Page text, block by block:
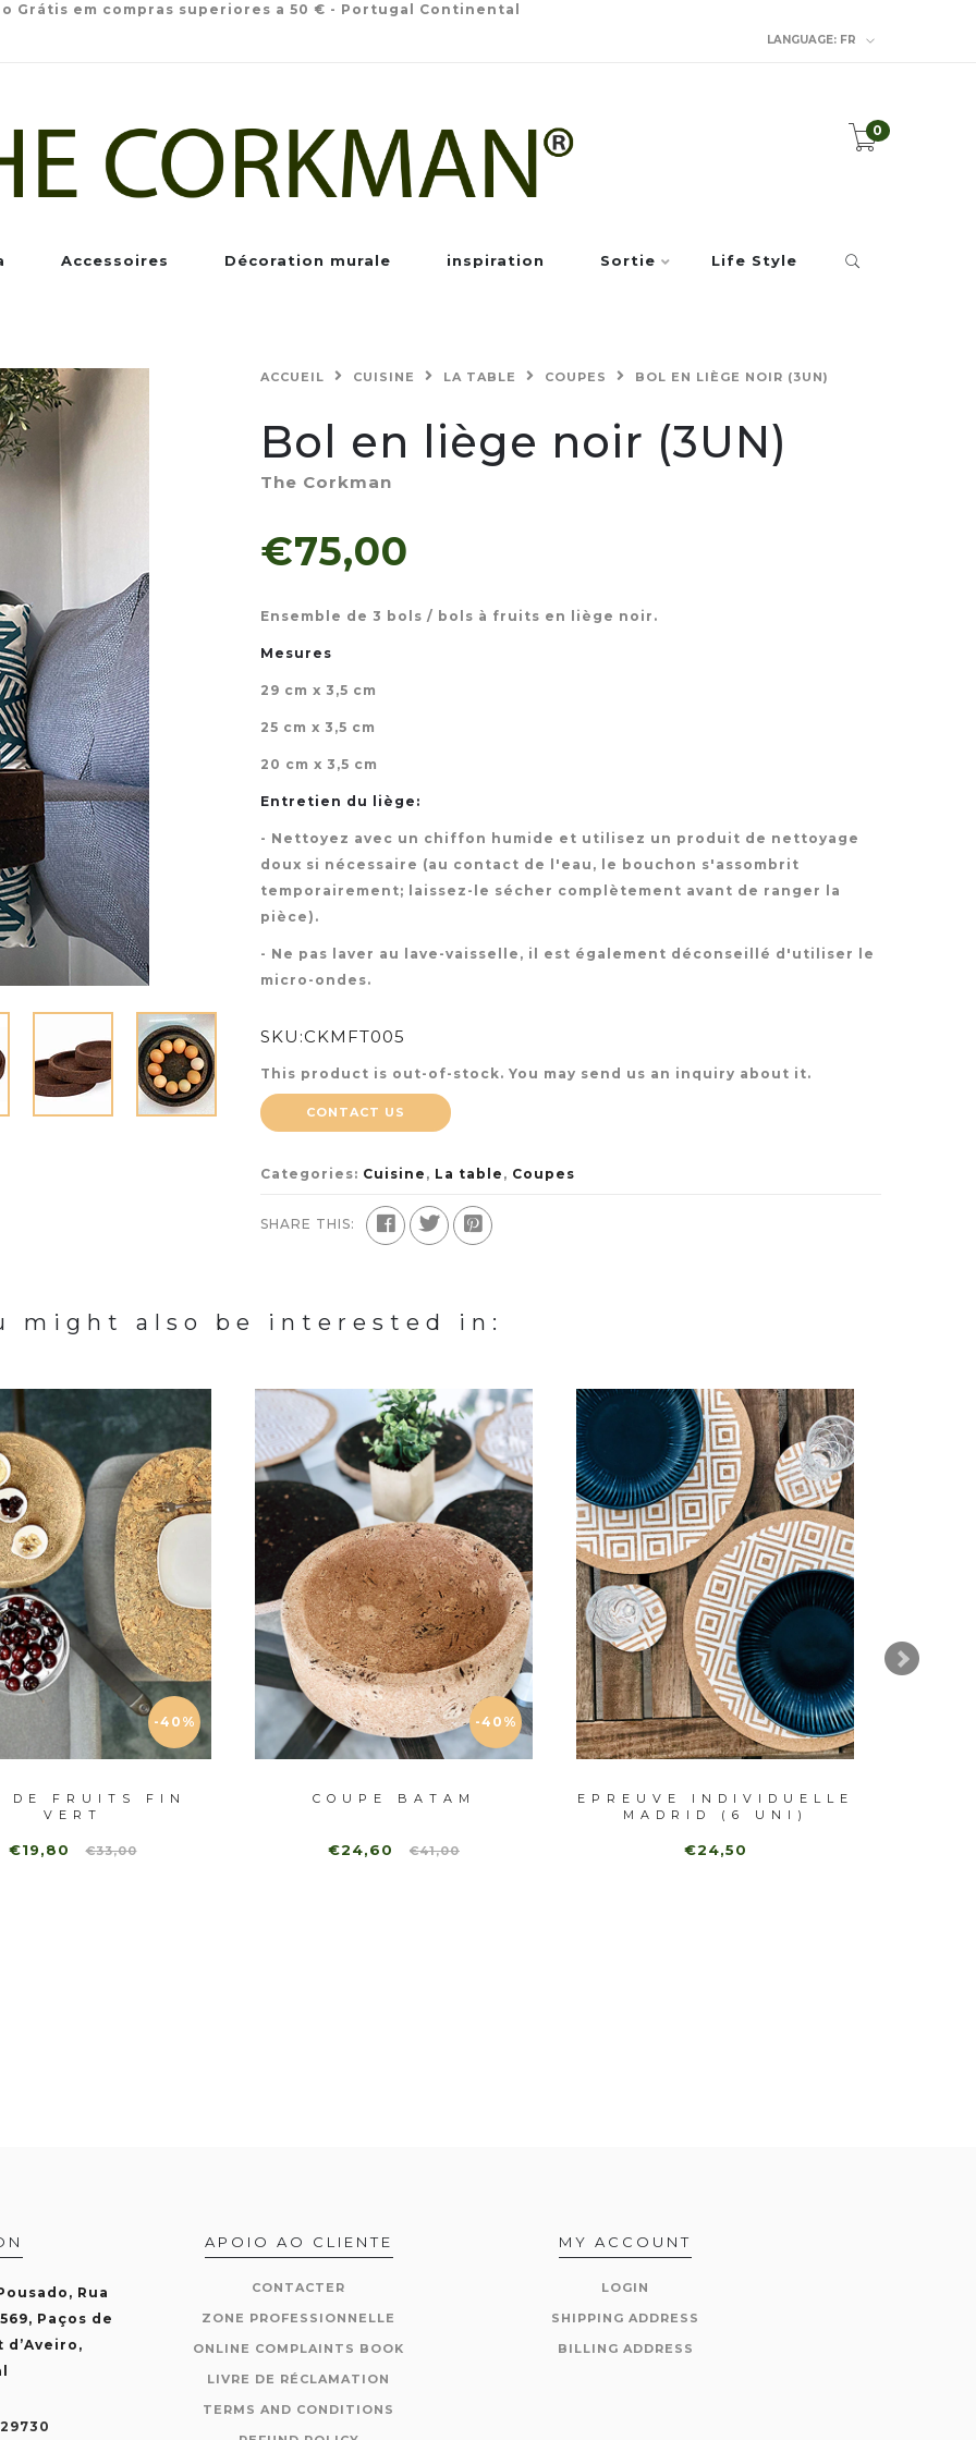
Grátis em compras superiores a 50 € - Portugal Continental
LANGUAGE: FR
0
Accessoires Décoration murale inspiration Sortie Life Style
ACCUEIL CUISINE LA TABLE COUPES BOL EN LIÈGE NOIR (3UN)
Bol en liège noir (3UN)
The Corkman
€75,00
Ensemble de 3 bols / bols à fruits en liège noir.
Mesures
29 cm x 3,5 cm
25 cm x 3,5 cm
20 cm x 3,5 cm
Entretien du liège:
- Nettoyez avec un chiffon humide et utilisez un produit de nettoyage
doux si nécessaire (au contact de l'eau, le bouchon s'assombrit
temporairement; laissez-le sécher complètement avant de ranger la
pièce).
- Ne pas laver au lave-vaisselle, il est également déconseillé d'utiliser le
micro-ondes.
SKU:CKMFT005
This product is out-of-stock. You may send us an inquiry about it.
CONTACT US
Categories: Cuisine , La table , Coupes
SHARE THIS:
might also be interested in:
-40%
DE FRUITS FIN
VERT
€19,80 €33,00
-40%
COUPE BATAM
€24,60 €41,00
EPREUVE INDIVIDUELLE
MADRID (6 UNI)
€24,50
Rua
Paços de
APOIO AO CLIENTE
CONTACTER
ZONE PROFESSIONNELLE
ONLINE COMPLAINTS BOOK
LIVRE DE RÉCLAMATION
TERMS AND CONDITIONS
MY ACCOUNT
LOGIN
SHIPPING ADDRESS
BILLING ADDRESS